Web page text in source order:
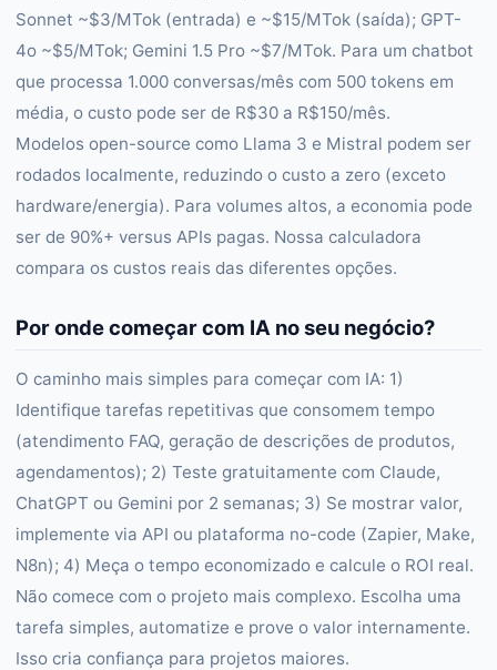
Sonnet ~$3/MTok (entrada) e ~$15/MTok (saída); GPT-
4o ~$5/MTok; Gemini 1.5 Pro ~$7/MTok. Para um chatbot
que processa 1.000 conversas/mês com 500 tokens em
média, o custo pode ser de R$30 a R$150/mês.
Modelos open-source como Llama 3 e Mistral podem ser
rodados localmente, reduzindo o custo a zero (exceto
hardware/energia). Para volumes altos, a economia pode
ser de 90%+ versus APIs pagas. Nossa calculadora
compara os custos reais das diferentes opções.
Por onde começar com IA no seu negócio?
O caminho mais simples para começar com IA: 1)
Identifique tarefas repetitivas que consomem tempo
(atendimento FAQ, geração de descrições de produtos,
agendamentos); 2) Teste gratuitamente com Claude,
ChatGPT ou Gemini por 2 semanas; 3) Se mostrar valor,
implemente via API ou plataforma no-code (Zapier, Make,
N8n); 4) Meça o tempo economizado e calcule o ROI real.
Não comece com o projeto mais complexo. Escolha uma
tarefa simples, automatize e prove o valor internamente.
Isso cria confiança para projetos maiores.